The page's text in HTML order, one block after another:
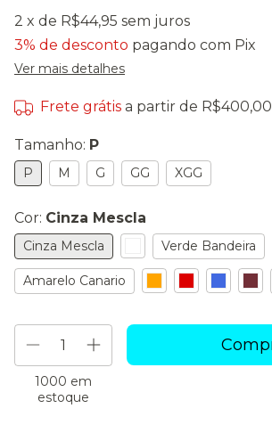
2 x de R$44,95 sem juros
3% de desconto pagando com Pix
Ver mais detalhes
Frete grátis a partir de R$400,00
Tamanho: P
P M G GG XGG
Cor: Cinza Mescla
Cinza Mescla Verde Bandeira
Amarelo Canario
1000 em
estoque